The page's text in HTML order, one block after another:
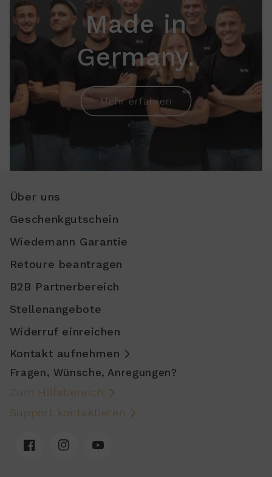
Made in
Germany.
Mehr erfahren
Über uns
Geschenkgutschein
Wiedemann Garantie
Retoure beantragen
B2B Partnerbereich
Stellenangebote
Widerruf einreichen
Kontakt aufnehmen
Fragen, Wünsche, Anregungen?
Zum Hilfebereich
Support kontaktieren
FacebookInstagramYouTube